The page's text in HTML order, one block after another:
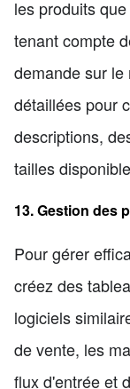
les produits
tenant compte
demande sur
détaillées pour
descriptions,
tailles
13. Gestion des
Pour gérer
créez des
logiciels
de vente, les
flux d'entrée et